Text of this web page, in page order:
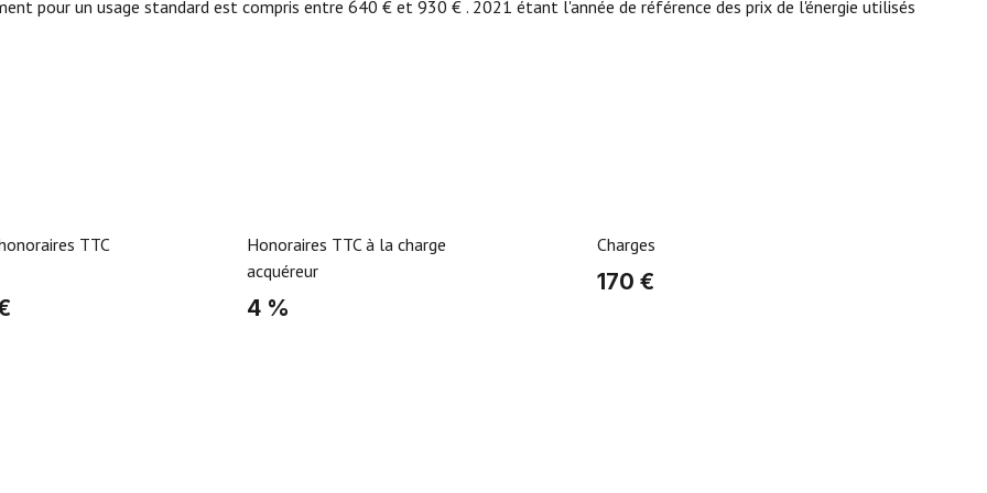
pour un usage standard est compris entre 640 € et 930 € . 2021 étant l'année de référence des prix de l'énergie utilisés
TTC
Honoraires TTC à la charge
acquéreur
4 %
Charges
170 €